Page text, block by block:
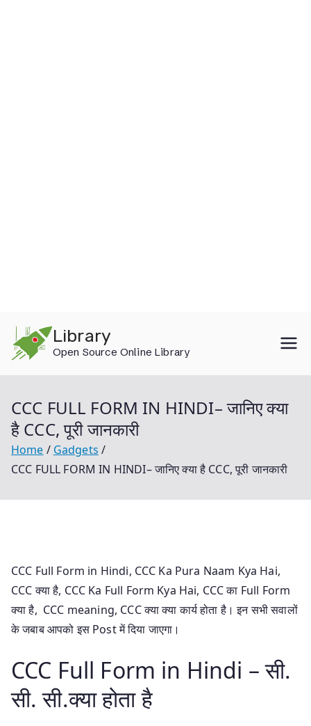
content
Library
Open Source Online Library
CCC FULL FORM IN HINDI– जानिए क्या
है CCC, पूरी जानकारी
Home
Gadgets
CCC FULL FORM IN HINDI– जानिए क्या है CCC, पूरी जानकारी
CCC Full Form in Hindi, CCC Ka Pura Naam Kya Hai,
CCC क्या है, CCC Ka Full Form Kya Hai, CCC का Full Form
क्या है, CCC meaning, CCC क्या क्या कार्य होता है। इन सभी सवालों
के जबाब आपको इस Post में दिया जाएगा।
CCC Full Form in Hindi – सी.
सी. सी.क्या होता है